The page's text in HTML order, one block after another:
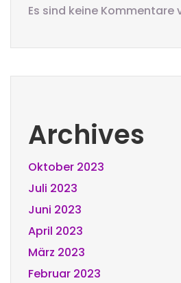
Es sind keine Kommentare
Archives
Oktober 2023
Juli 2023
Juni 2023
April 2023
März 2023
Februar 2023